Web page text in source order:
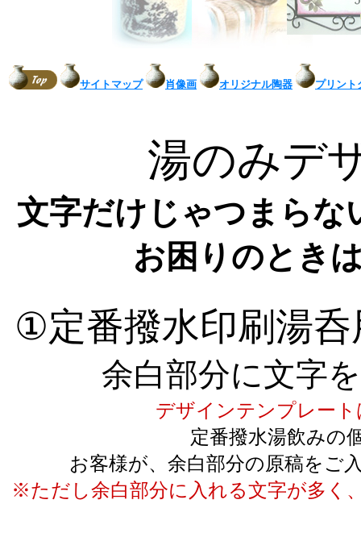
サイトマップ 肖像画 オリジナル陶器 プリント
湯のみデ
文字だけじゃつまらな
お困りのとき
①定番撥水印刷湯
余白部分に文字
デザインテンプレー
定番撥水湯飲みの
お客様が、余白部分の原稿をご
※ただし余白部分に入れる文字が多く